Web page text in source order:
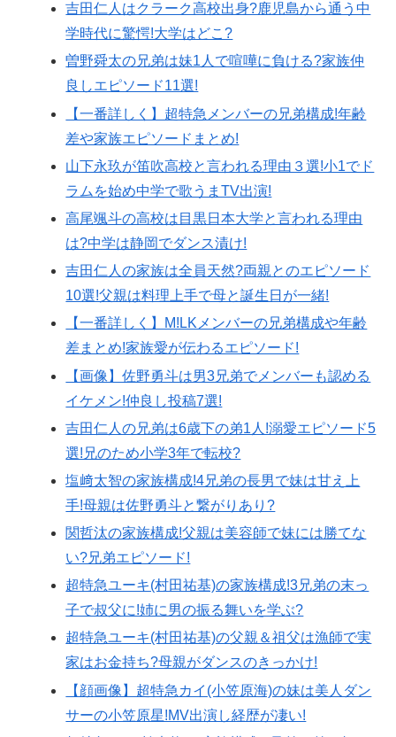
吉田仁人はクラーク高校出身?鹿児島から通う中
学時代に驚愕!大学はどこ?
曽野舜太の兄弟は妹1人で喧嘩に負ける?家族仲
良しエピソード11選!
【一番詳しく】超特急メンバーの兄弟構成!年齢
差や家族エピソードまとめ!
山下永玖が笛吹高校と言われる理由３選!小1でド
ラムを始め中学で歌うまTV出演!
高尾颯斗の高校は目黒日本大学と言われる理由
は?中学は静岡でダンス漬け!
吉田仁人の家族は全員天然?両親とのエピソード
10選!父親は料理上手で母と誕生日が一緒!
【一番詳しく】M!LKメンバーの兄弟構成や年齢
差まとめ!家族愛が伝わるエピソード!
【画像】佐野勇斗は男3兄弟でメンバーも認める
イケメン!仲良し投稿7選!
吉田仁人の兄弟は6歳下の弟1人!溺愛エピソード5
選!兄のため小学3年で転校?
塩﨑太智の家族構成!4兄弟の長男で妹は甘え上
手!母親は佐野勇斗と繋がりあり?
関哲汰の家族構成!父親は美容師で妹には勝てな
い?兄弟エピソード!
超特急ユーキ(村田祐基)の家族構成!3兄弟の末っ
子で叔父に!姉に男の振る舞いを学ぶ?
超特急ユーキ(村田祐基)の父親＆祖父は漁師で実
家はお金持ち?母親がダンスのきっかけ!
【顔画像】超特急カイ(小笠原海)の妹は美人ダン
サーの小笠原星!MV出演し経歴が凄い!